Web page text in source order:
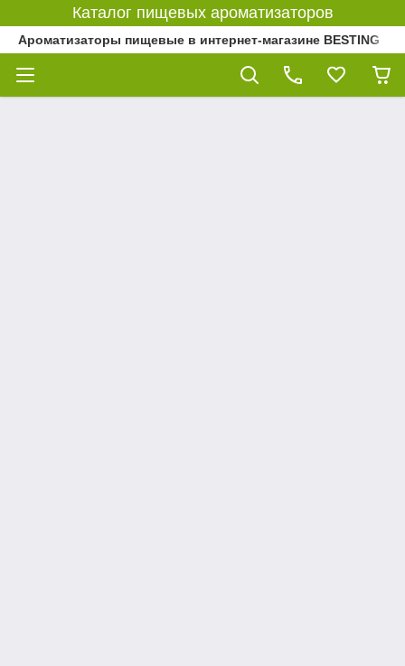
Каталог пищевых ароматизаторов
Ароматизаторы пищевые в интернет-магазине BESTING